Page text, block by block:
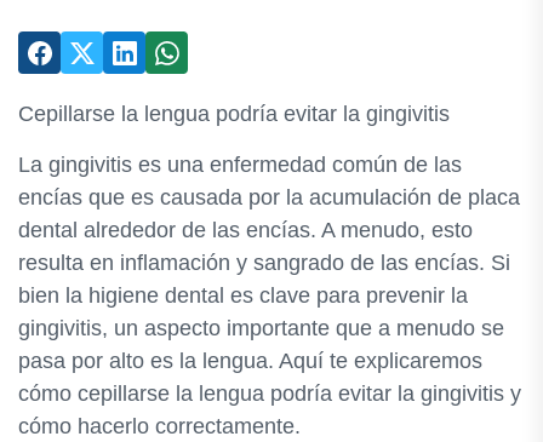
Cepillarse la lengua podría evitar la gingivitis
La gingivitis es una enfermedad común de las
encías que es causada por la acumulación de placa
dental alrededor de las encías. A menudo, esto
resulta en inflamación y sangrado de las encías. Si
bien la higiene dental es clave para prevenir la
gingivitis, un aspecto importante que a menudo se
pasa por alto es la lengua. Aquí te explicaremos
cómo cepillarse la lengua podría evitar la gingivitis y
cómo hacerlo correctamente.